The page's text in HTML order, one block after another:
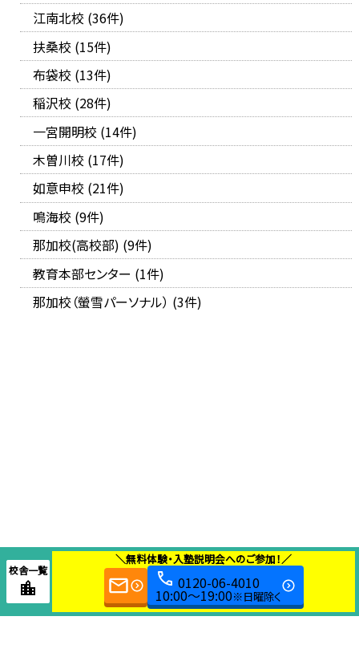
江南北校 (36件)
扶桑校 (15件)
布袋校 (13件)
稲沢校 (28件)
一宮開明校 (14件)
木曽川校 (17件)
如意申校 (21件)
鳴海校 (9件)
那加校(高校部) (9件)
教育本部センター (1件)
那加校（螢雪パーソナル） (3件)
校舎一覧
＼無料体験・入塾説明会へのご参加！／
0120-06-4010
10:00～19:00※日曜除く